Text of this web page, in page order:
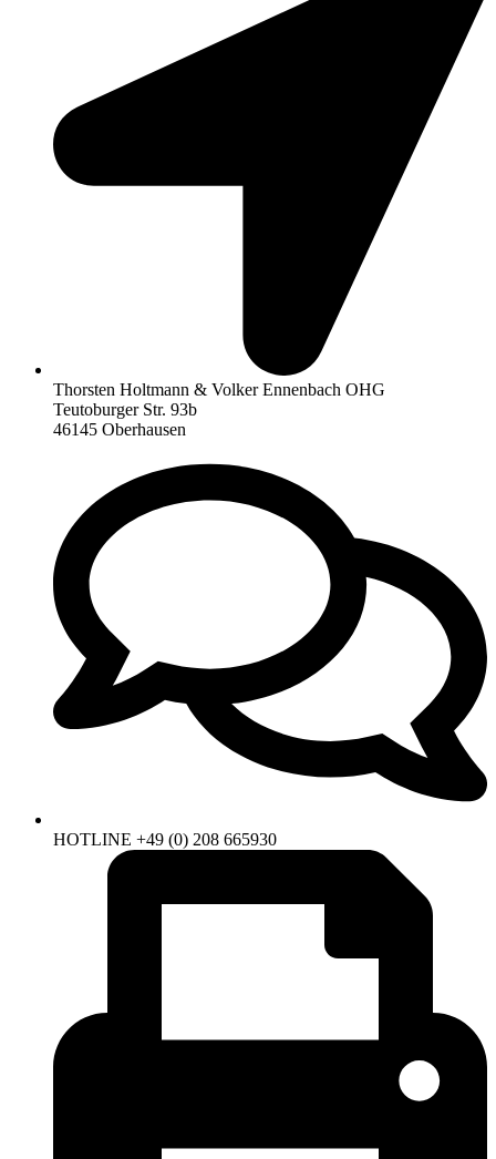
Thorsten Holtmann & Volker Ennenbach OHG
Teutoburger Str. 93b
46145 Oberhausen
HOTLINE +49 (0) 208 665930